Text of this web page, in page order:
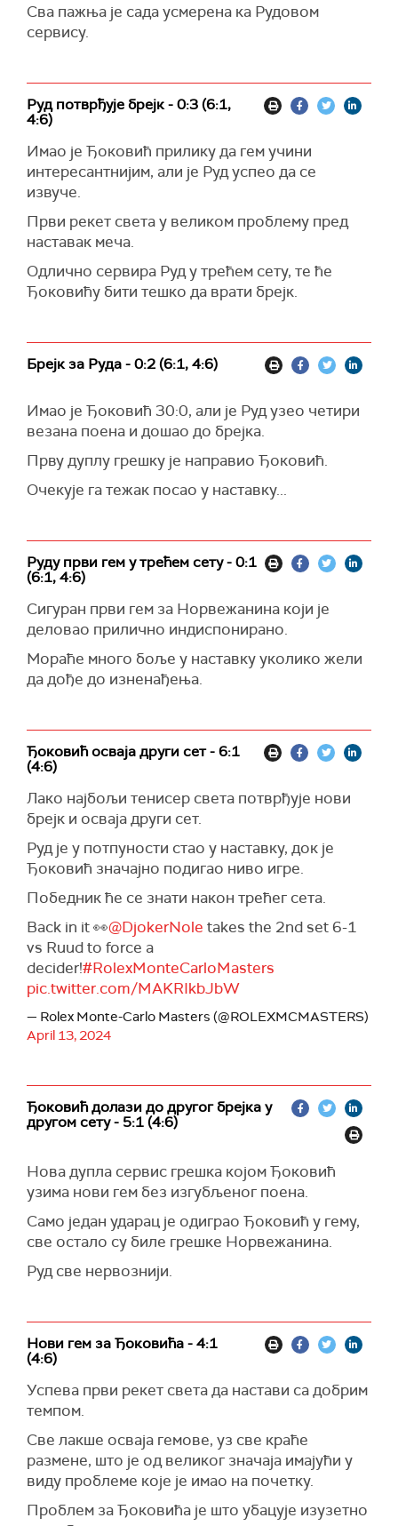
Сва пажња је сада усмерена ка Рудовом
сервису.
Руд потврђује брејк - 0:3 (6:1,
4:6)
Имао је Ђоковић прилику да гем учини
интересантнијим, али је Руд успео да се
извуче.
Први рекет света у великом проблему пред
наставак меча.
Одлично сервира Руд у трећем сету, те ће
Ђоковићу бити тешко да врати брејк.
Брејк за Руда - 0:2 (6:1, 4:6)
Имао је Ђоковић 30:0, али је Руд узео четири
везана поена и дошао до брејка.
Прву дуплу грешку је направио Ђоковић.
Очекује га тежак посао у наставку...
Руду први гем у трећем сету - 0:1
(6:1, 4:6)
Сигуран први гем за Норвежанина који је
деловао прилично индиспонирано.
Мораће много боље у наставку уколико жели
да дође до изненађења.
Ђоковић осваја други сет - 6:1
(4:6)
Лако најбољи тенисер света потврђује нови
брејк и осваја други сет.
Руд је у потпуности стао у наставку, док је
Ђоковић значајно подигао ниво игре.
Победник ће се знати након трећег сета.
Back in it 👀@DjokerNole takes the 2nd set 6-1
vs Ruud to force a
decider!#RolexMonteCarloMasters
pic.twitter.com/MAKRIkbJbW
— Rolex Monte-Carlo Masters (@ROLEXMCMASTERS)
April 13, 2024
Ђоковић долази до другог брејка у
другом сету - 5:1 (4:6)
Нова дупла сервис грешка којом Ђоковић
узима нови гем без изгубљеног поена.
Само један ударац је одиграо Ђоковић у гему,
све остало су биле грешке Норвежанина.
Руд све нервознији.
Нови гем за Ђоковића - 4:1
(4:6)
Успева први рекет света да настави са добрим
темпом.
Све лакше осваја гемове, уз све краће
размене, што је од великог значаја имајући у
виду проблеме које је имао на почетку.
Проблем за Ђоковића је што убацује изузетно